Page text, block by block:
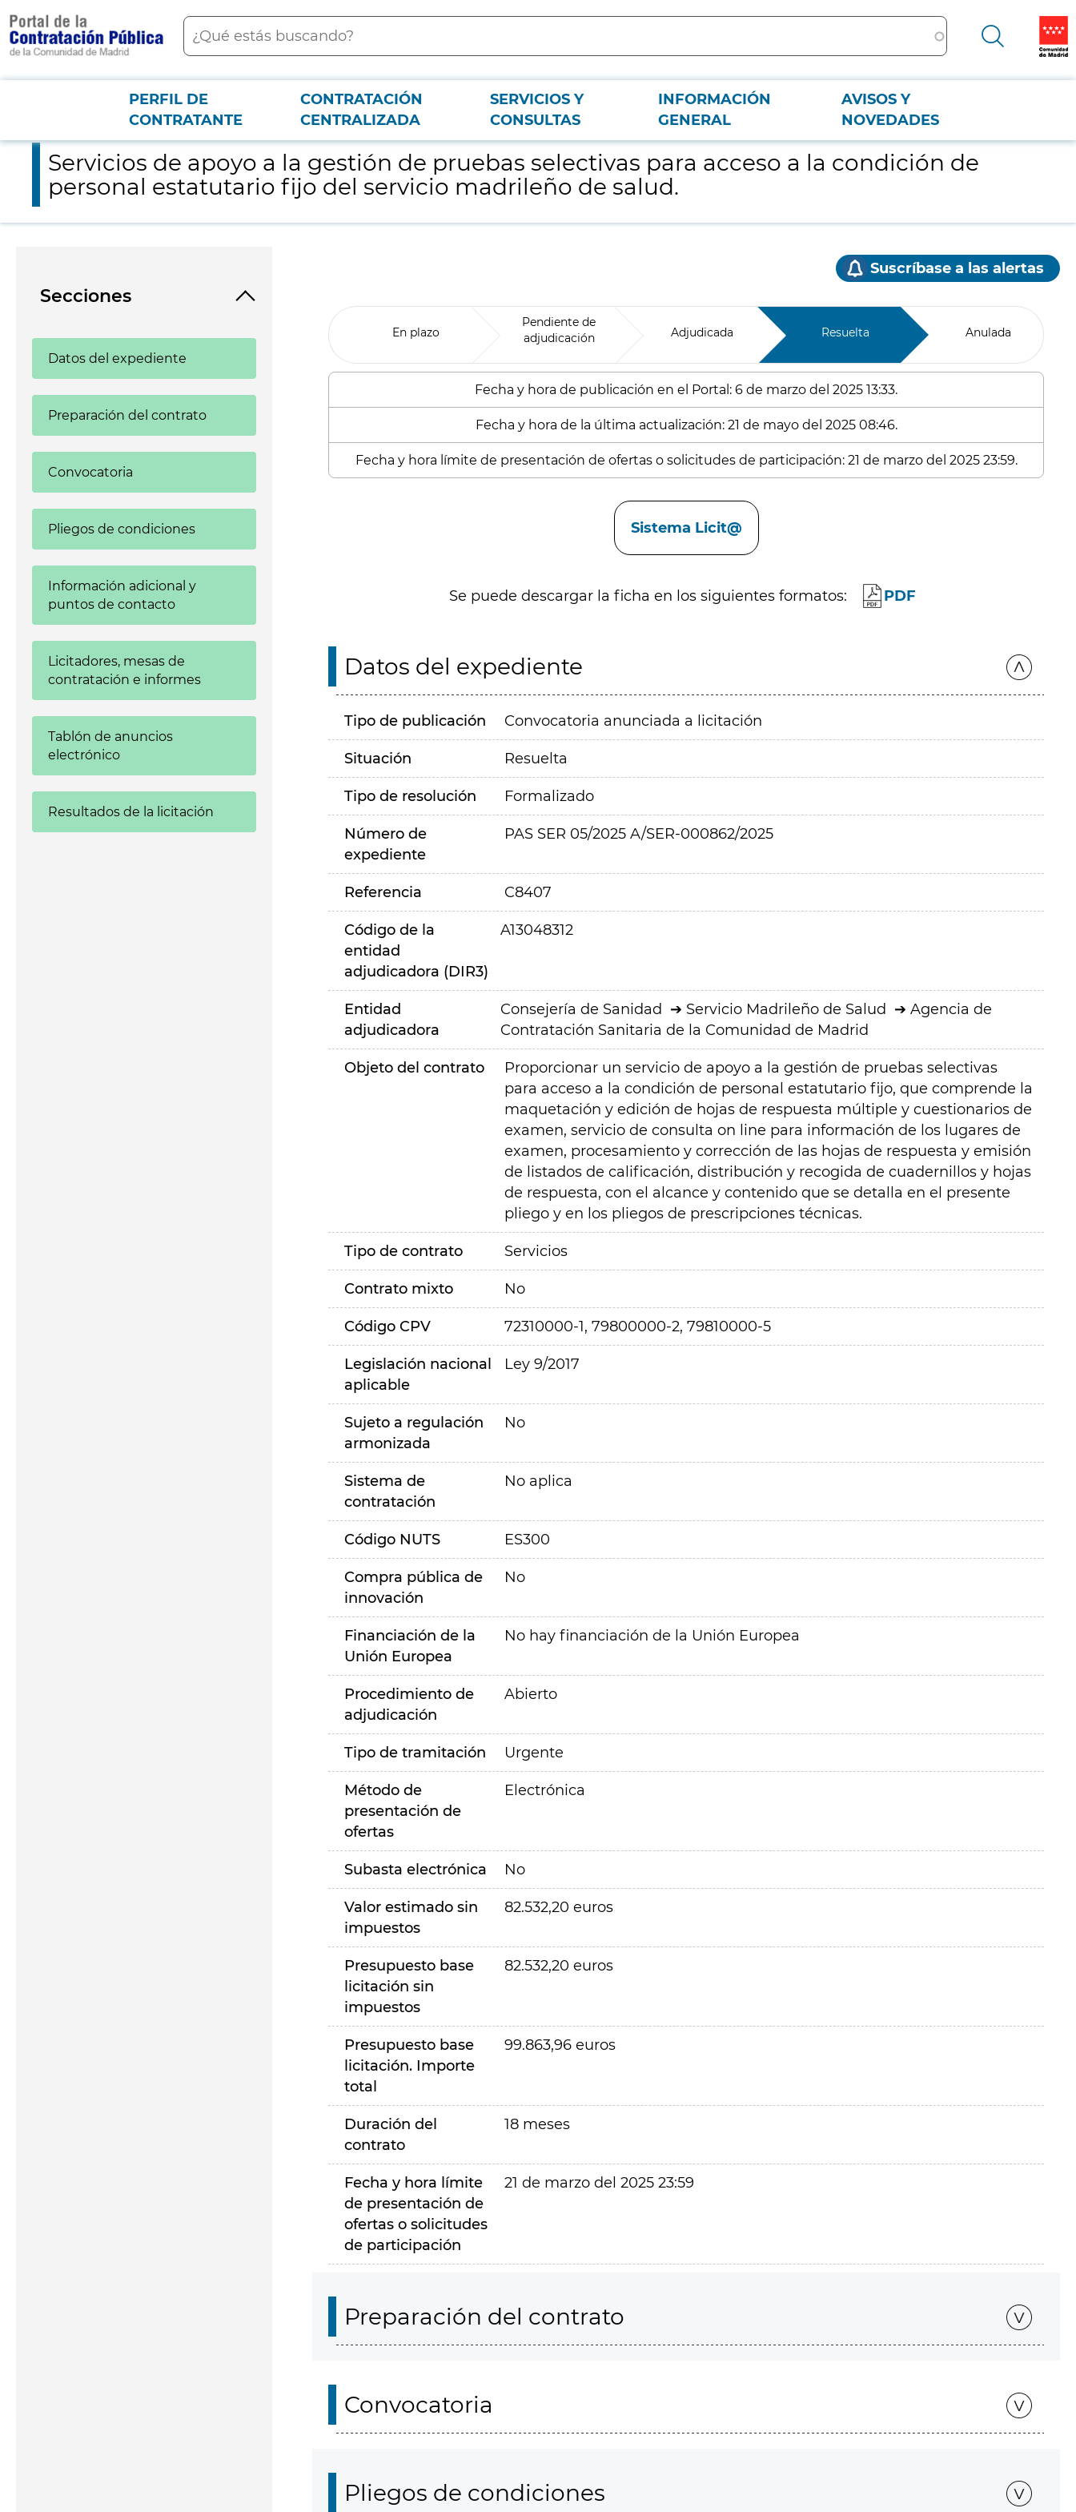
contenido
principal
Buscar
Menú PCON
PERFIL DE
CONTRATANTE
CONTRATACIÓN
CENTRALIZADA
SERVICIOS Y
CONSULTAS
INFORMACIÓN
GENERAL
AVISOS Y
NOVEDADES
Servicios de apoyo a la gestión de pruebas selectivas para acceso a la condición de personal estatutario fijo del servicio madrileño de salud.
Servicios de apoyo a la gestión de pruebas selectivas para acceso a la condición de
personal estatutario fijo del servicio madrileño de salud.
Secciones
Datos del expediente
Preparación del contrato
Convocatoria
Pliegos de condiciones
Información adicional y
puntos de contacto
Licitadores, mesas de
contratación e informes
Tablón de anuncios
electrónico
Resultados de la licitación
Suscríbase a las alertas
En plazo
Pendiente de
adjudicación
Adjudicada Resuelta Anulada
Fecha y hora de publicación en el Portal: 6 de marzo del 2025 13:33.
Fecha y hora de la última actualización: 21 de mayo del 2025 08:46.
Fecha y hora límite de presentación de ofertas o solicitudes de participación: 21 de marzo del 2025 23:59.
Sistema Licit@
Se puede descargar la ficha en los siguientes formatos: PDF
Datos del expediente
Tipo de publicación Convocatoria anunciada a licitación
Situación Resuelta
Tipo de resolución Formalizado
Número de
expediente
PAS SER 05/2025 A/SER-000862/2025
Referencia C8407
Código de la
entidad
adjudicadora (DIR3)
A13048312
Entidad
adjudicadora
Consejería de Sanidad Servicio Madrileño de Salud
Agencia de
Contratación Sanitaria de la Comunidad de Madrid
Objeto del contrato
Proporcionar un servicio de apoyo a la gestión de pruebas selectivas
para acceso a la condición de personal estatutario fijo, que comprende la
maquetación y edición de hojas de respuesta múltiple y cuestionarios de
examen, servicio de consulta on line para información de los lugares de
examen, procesamiento y corrección de las hojas de respuesta y emisión
de listados de calificación, distribución y recogida de cuadernillos y hojas
de respuesta, con el alcance y contenido que se detalla en el presente
pliego y en los pliegos de prescripciones técnicas.
Tipo de contrato Servicios
Contrato mixto No
Código CPV 72310000-1, 79800000-2, 79810000-5
Legislación nacional
aplicable
Ley 9/2017
Sujeto a regulación
armonizada
No
Sistema de
contratación
No aplica
Código NUTS ES300
Compra pública de
innovación
No
Financiación de la
Unión Europea
No hay financiación de la Unión Europea
Procedimiento de
adjudicación
Abierto
Tipo de tramitación Urgente
Método de
presentación de
ofertas
Electrónica
Subasta electrónica No
Valor estimado sin
impuestos
82.532,20 euros
Presupuesto base
licitación sin
impuestos
82.532,20 euros
Presupuesto base
licitación. Importe
total
99.863,96 euros
Duración del
contrato
18 meses
Fecha y hora límite
de presentación de
ofertas o solicitudes
de participación
21 de marzo del 2025 23:59
Preparación del contrato
Convocatoria
Pliegos de condiciones